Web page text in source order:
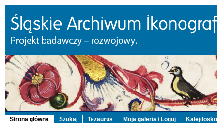
Strona główna Szukaj Tezaurus Moja galeria / Loguj